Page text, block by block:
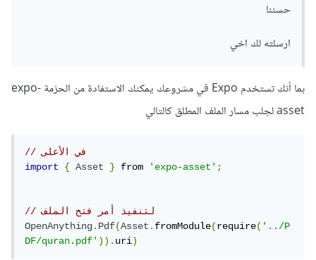
حسننا
ارسلته لك اخي
بما أنك تستخدم Expo في مشروعك يمكنك الاستفادة من الحزمة expo-
asset لجلب مسار الملف المطلق كالتالي
// في الأعلى
import
{ Asset } from 'expo-asset';
// لتنفيذ أمر فتح الملف
OpenAnything.Pdf(Asset.fromModule(require('../P
DF/quran.pdf')).uri)